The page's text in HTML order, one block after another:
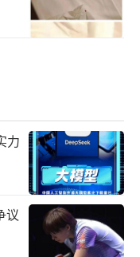
，但这主要源于
值水平的一半左
过资本市场进行
本支出。到目前
业自身创造的内
了一个转变迹
力
议